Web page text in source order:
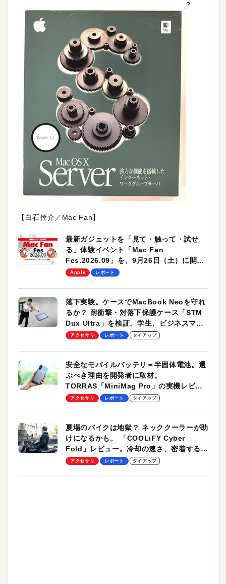
?
【白石倖介／Mac Fan】
最新ガジェットを「見て・触って・試せ
る」体験イベント「Mac Fan
Fes.2026.09」を、9月26日（土）に開催
します！
Apple レポート
落下実験。ケースでMacBook Neoを守れ
るか？ 耐衝撃・対落下保護ケース「STM
Dux Ultra」を検証。学生、ビジネスマン
のモバイルユースに最適！
アクセサリ レポート タイアップ
安全なモバイルバッテリ＝半固体電池。選
ぶべき理由を開発者に取材。
TORRAS「MiniMag Pro」の実機レビュ
ーも
アクセサリ レポート タイアップ
夏場のバイクは地獄？ ネッククーラーが助
けになるかも。 「COOLiFY Cyber
Fold」レビュー。冷却の速さ、密着する冷
却プレート、シンプルな操作性がグッド！
アクセサリ レポート タイアップ